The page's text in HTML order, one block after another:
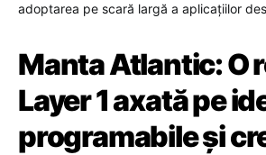
adoptarea pe scară largă a aplicațiilor
Manta Atlantic: O
Layer 1 axată pe
programabile și